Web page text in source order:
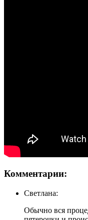
Комментарии:
Светлана:
Обычно вся